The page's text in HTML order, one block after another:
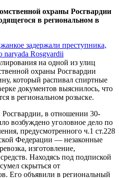
охраны Росгвардии
в региональном в
на одной из улиц
охраны Росгвардии
который распивал спиртные
документов выяснилось, что
в региональном розыске.
в отношении 30-
возбуждено уголовное дело по
предусмотренного ч.1 ст.228
Федерации — незаконные
изготовление,
Находясь под подпиской
скрыться от
Его объявили в региональный